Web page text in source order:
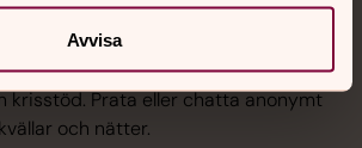
Avvisa
präst
krisstöd. Prata eller chatta anonymt
och nätter.